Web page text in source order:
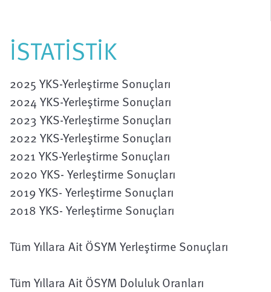
İSTATİSTİK
2025 YKS-Yerleştirme Sonuçları
2024 YKS-Yerleştirme Sonuçları
2023 YKS-Yerleştirme Sonuçları
2022 YKS-Yerleştirme Sonuçları
2021 YKS-Yerleştirme Sonuçları
2020 YKS- Yerleştirme Sonuçları
2019 YKS- Yerleştirme Sonuçları
2018 YKS- Yerleştirme Sonuçları
Tüm Yıllara Ait ÖSYM Yerleştirme Sonuçları
Tüm Yıllara Ait ÖSYM Doluluk Oranları